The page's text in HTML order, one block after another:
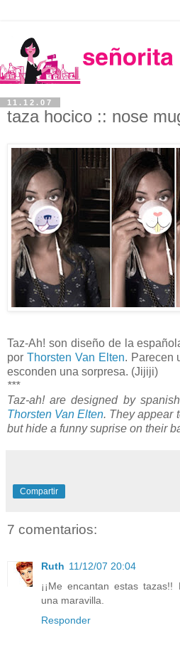
11.12.07
taza hocico :: nose
Taz-Ah! son diseño de la
por Thorsten Van Elten. Parecen
esconden una sorpresa. (Jijiji)
***
Taz-ah! are designed by
Thorsten Van Elten. They appear
but hide a funny suprise on their
Compartir
7 comentarios:
Ruth 11/12/07 20:04
¡¡Me encantan estas
una maravilla.
Responder